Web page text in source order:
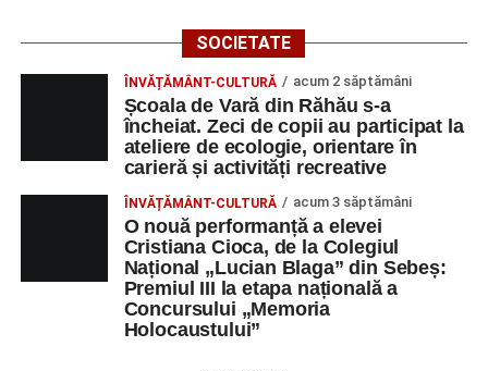
SOCIETATE
ÎNVĂȚĂMÂNT-CULTURĂ acum 2 săptămâni
Școala de Vară din Răhău s-a
încheiat. Zeci de copii au participat la
ateliere de ecologie, orientare în
carieră și activități recreative
ÎNVĂȚĂMÂNT-CULTURĂ acum 3 săptămâni
O nouă performanță a elevei
Cristiana Cioca, de la Colegiul
Național „Lucian Blaga” din Sebeș:
Premiul III la etapa națională a
Concursului „Memoria
Holocaustului”